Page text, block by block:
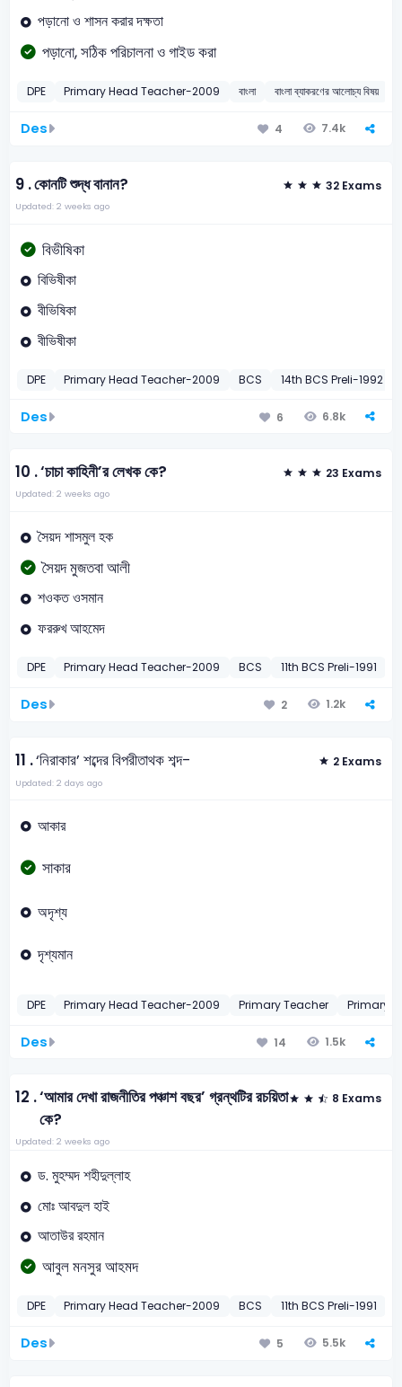
পড়ানো ও শাসন করার দক্ষতা
পড়ানো, সঠিক পরিচালনা ও গাইড করা
DPE Primary Head Teacher-2009 বাংলা বাংলা ব্যাকরণের আলোচ্য বিষয়
Des 4 7.4k
9 .কোনটি শুদ্ধ বানান? 32 Exams
Updated: 2 weeks ago
বিভীষিকা
বিভিষীকা
বীভিষিকা
বীভিষীকা
DPE Primary Head Teacher-2009 BCS 14th BCS Preli-1992
Des 6 6.8k
10 .‘চাচা কাহিনী’র লেখক কে? 23 Exams
Updated: 2 weeks ago
সৈয়দ শাসমুল হক
সৈয়দ মুজতবা আলী
শওকত ওসমান
ফররুখ আহমেদ
DPE Primary Head Teacher-2009 BCS 11th BCS Preli-1991
Des 2 1.2k
11 .‘নিরাকার’ শব্দের বিপরীতাথক শব্দ- 2 Exams
Updated: 2 days ago
আকার
সাকার
অদৃশ্য
দৃশ্যমান
DPE Primary Head Teacher-2009 Primary Teacher Primary
Des 14 1.5k
12 .‘আমার দেখা রাজনীতির পঞ্চাশ বছর’ গ্রন্থটির রচয়িতা
কে?
8 Exams
Updated: 2 weeks ago
ড. মুহম্মদ শহীদুল্লাহ
মোঃ আবদুল হাই
আতাউর রহমান
আবুল মনসুর আহমদ
DPE Primary Head Teacher-2009 BCS 11th BCS Preli-1991
Des 5 5.5k